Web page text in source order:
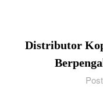
Distributor